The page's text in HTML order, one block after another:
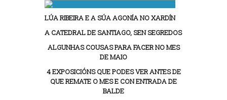
LÚA RIBEIRA E A SÚA AGONÍA NO XARDÍN
A CATEDRAL DE SANTIAGO, SEN SEGREDOS
ALGUNHAS COUSAS PARA FACER NO MES
DE MAIO
4 EXPOSICIÓNS QUE PODES VER ANTES DE
QUE REMATE O MES E CON ENTRADA DE
BALDE